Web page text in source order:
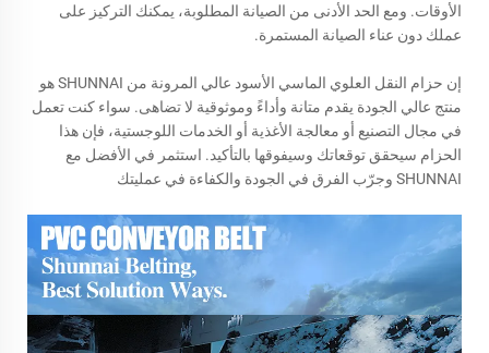
الأوقات. ومع الحد الأدنى من الصيانة المطلوبة، يمكنك التركيز على
عملك دون عناء الصيانة المستمرة.
إن حزام النقل العلوي الماسي الأسود عالي المرونة من SHUNNAI هو
منتج عالي الجودة يقدم متانة وأداءً وموثوقية لا تضاهى. سواء كنت تعمل
في مجال التصنيع أو معالجة الأغذية أو الخدمات اللوجستية، فإن هذا
الحزام سيحقق توقعاتك وسيفوقها بالتأكيد. استثمر في الأفضل مع
SHUNNAI وجرّب الفرق في الجودة والكفاءة في عمليتك